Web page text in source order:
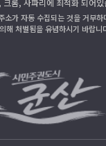
소가 자동 수집되는 것을 거부하
해 처벌됨을 유념하시기 바랍니